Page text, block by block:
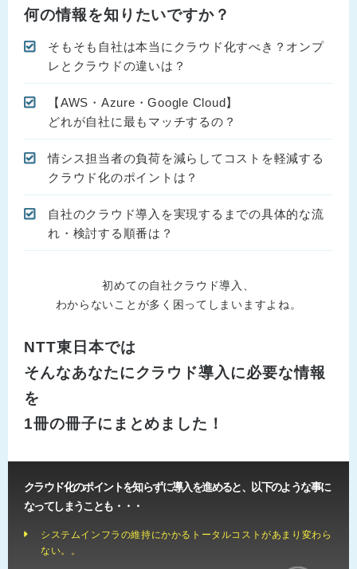
何の情報を知りたいですか？
そもそも自社は本当にクラウド化すべき？オンプ
レとクラウドの違いは？
【AWS・Azure・Google Cloud】
どれが自社に最もマッチするの？
情シス担当者の負荷を減らしてコストを軽減する
クラウド化のポイントは？
自社のクラウド導入を実現するまでの具体的な流
れ・検討する順番は？
初めての自社クラウド導入、
わからないことが多く困ってしまいますよね。
NTT東日本では
そんなあなたにクラウド導入に必要な情報
を
1冊の冊子にまとめました！
クラウド化のポイントを知らずに導入を進めると、以下のような事に
なってしまうことも・・・
システムインフラの維持にかかるトータルコストがあまり変わら
ない。。